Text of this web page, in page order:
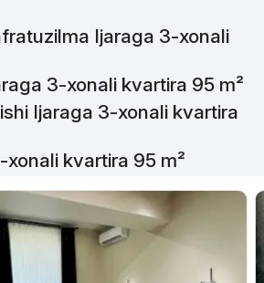
Ijaraga 3-xonali
3-xonali kvartira 95 m²
Ijaraga 3-xonali kvartira
kvartira 95 m²